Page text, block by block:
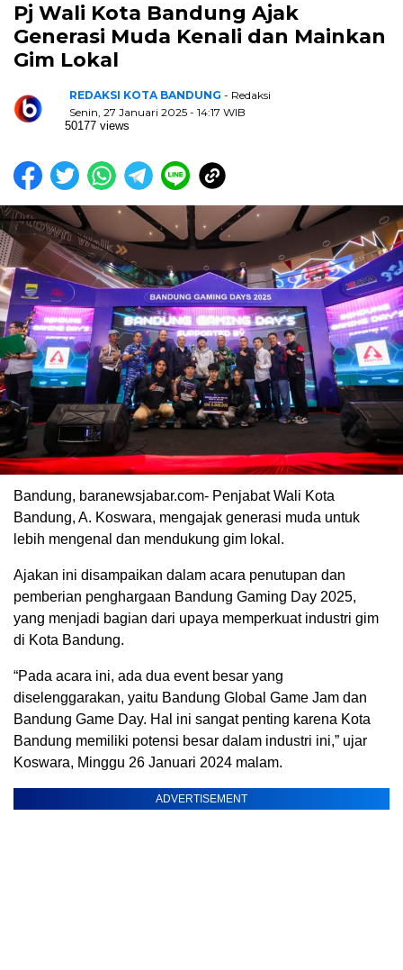
Pj Wali Kota Bandung Ajak
Generasi Muda Kenali dan Mainkan
Gim Lokal
REDAKSI KOTA BANDUNG - Redaksi
Senin, 27 Januari 2025 - 14:17 WIB
50177 views
Bandung, baranewsjabar.com- Penjabat Wali Kota
Bandung, A. Koswara, mengajak generasi muda untuk
lebih mengenal dan mendukung gim lokal.
Ajakan ini disampaikan dalam acara penutupan dan
pemberian penghargaan Bandung Gaming Day 2025,
yang menjadi bagian dari upaya memperkuat industri gim
di Kota Bandung.
“Pada acara ini, ada dua event besar yang
diselenggarakan, yaitu Bandung Global Game Jam dan
Bandung Game Day. Hal ini sangat penting karena Kota
Bandung memiliki potensi besar dalam industri ini,” ujar
Koswara, Minggu 26 Januari 2024 malam.
ADVERTISEMENT